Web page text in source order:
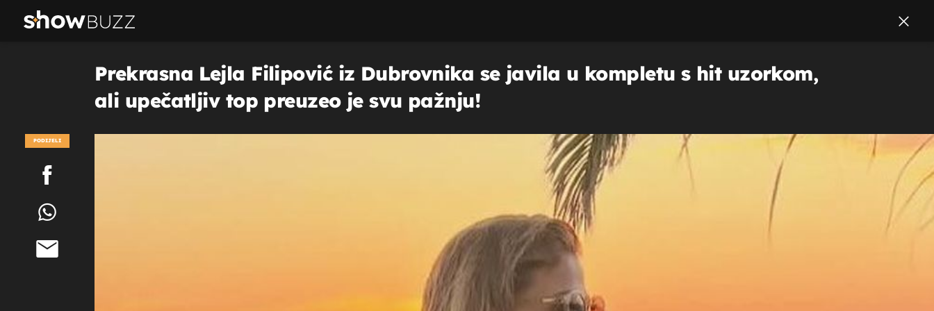
Prekrasna Lejla Filipović iz Dubrovnika se javila u kompletu s hit uzorkom,
ali upečatljiv top preuzeo je svu pažnju!
PODIJELI